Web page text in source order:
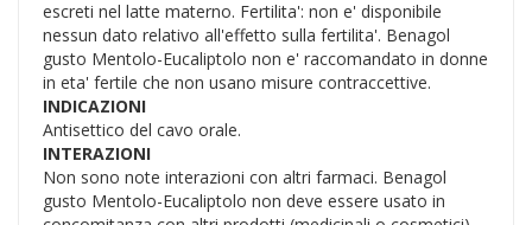
escreti nel latte materno. Fertilita': non e' disponibile
nessun dato relativo all'effetto sulla fertilita'. Benagol
gusto Mentolo-Eucaliptolo non e' raccomandato in donne
in eta' fertile che non usano misure contraccettive.
INDICAZIONI
Antisettico del cavo orale.
INTERAZIONI
Non sono note interazioni con altri farmaci. Benagol
gusto Mentolo-Eucaliptolo non deve essere usato in